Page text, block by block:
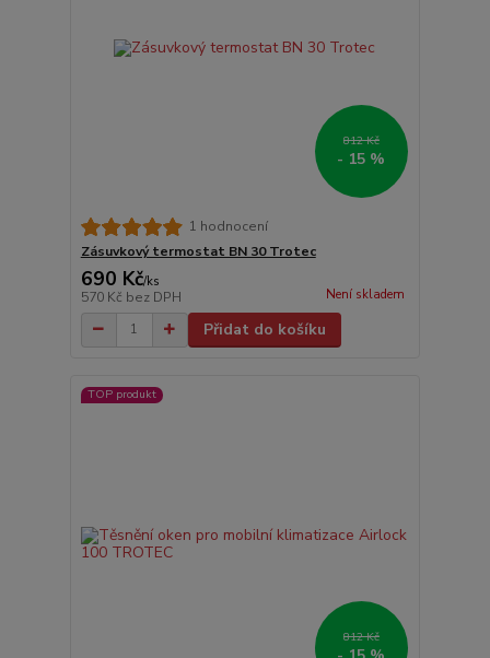
812 Kč
- 15 %
1 hodnocení
Zásuvkový termostat BN 30 Trotec
690 Kč/ks
570 Kč bez DPH Není skladem
Přidat do košíku
TOP produkt
812 Kč